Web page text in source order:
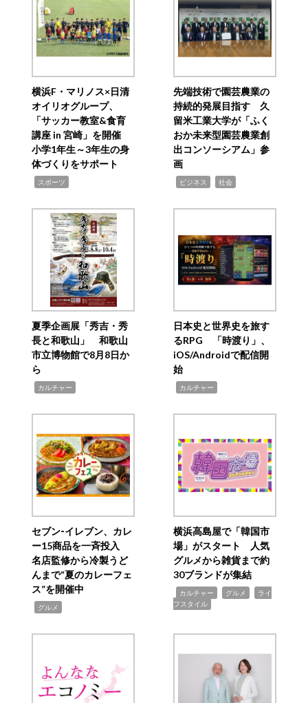
横浜F・マリノス×日清
オイリオグループ、
「サッカー教室&食育
講座 in 宮崎」を開催
小学1年生～3年生の身
体づくりをサポート
スポーツ
先端技術で園芸農業の
持続的発展目指す 久
留米工業大学が「ふく
おか未来型園芸農業創
出コンソーシアム」参
画
ビジネス 社会
夏季企画展「秀吉・秀
長と和歌山」 和歌山
市立博物館で8月8日か
ら
カルチャー
日本史と世界史を旅す
るRPG 「時渡り」、
iOS/Androidで配信開
始
カルチャー
セブン‐イレブン、カレ
ー15商品を一斉投入
名店監修から冷製うど
んまで“夏のカレーフェ
ス”を開催中
グルメ
横浜高島屋で「韓国市
場」がスタート 人気
グルメから雑貨まで約
30ブランドが集結
カルチャー グルメ
ライ
フスタイル